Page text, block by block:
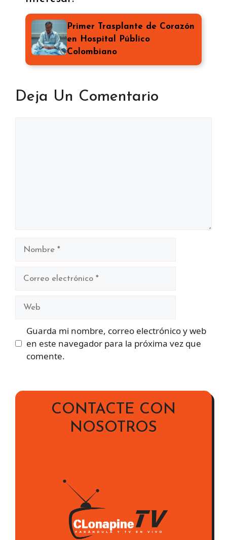
Primer Trasplante de Corazón
en Hospital Público
Colombiano
Deja Un Comentario
Nombre
Guarda mi nombre, correo electrónico y web
en este navegador para la próxima vez que
comente.
CONTACTE CON
NOSOTROS